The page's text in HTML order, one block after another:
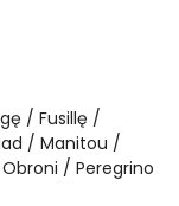
Fusillę
Manitou
Obroni
Peregrino